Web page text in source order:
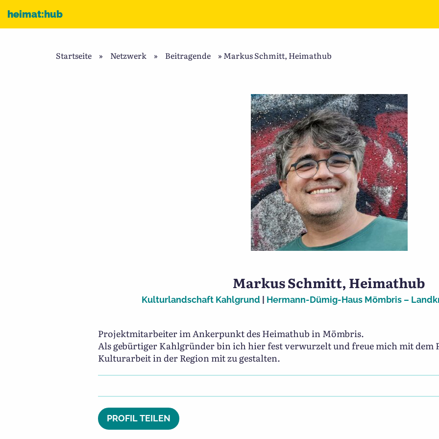
heimat:hub
Startseite » Netzwerk » Beitragende » Markus Schmitt, Heimathub
Markus Schmitt, Heimathub
Kulturlandschaft Kahlgrund | Hermann-Dümig-Haus Mömbris –
Projektmitarbeiter im Ankerpunkt des Heimathub in Mömbris.
Als gebürtiger Kahlgründer bin ich hier fest verwurzelt und freue mich mit dem
Kulturarbeit in der Region mit zu gestalten.
PROFIL TEILEN